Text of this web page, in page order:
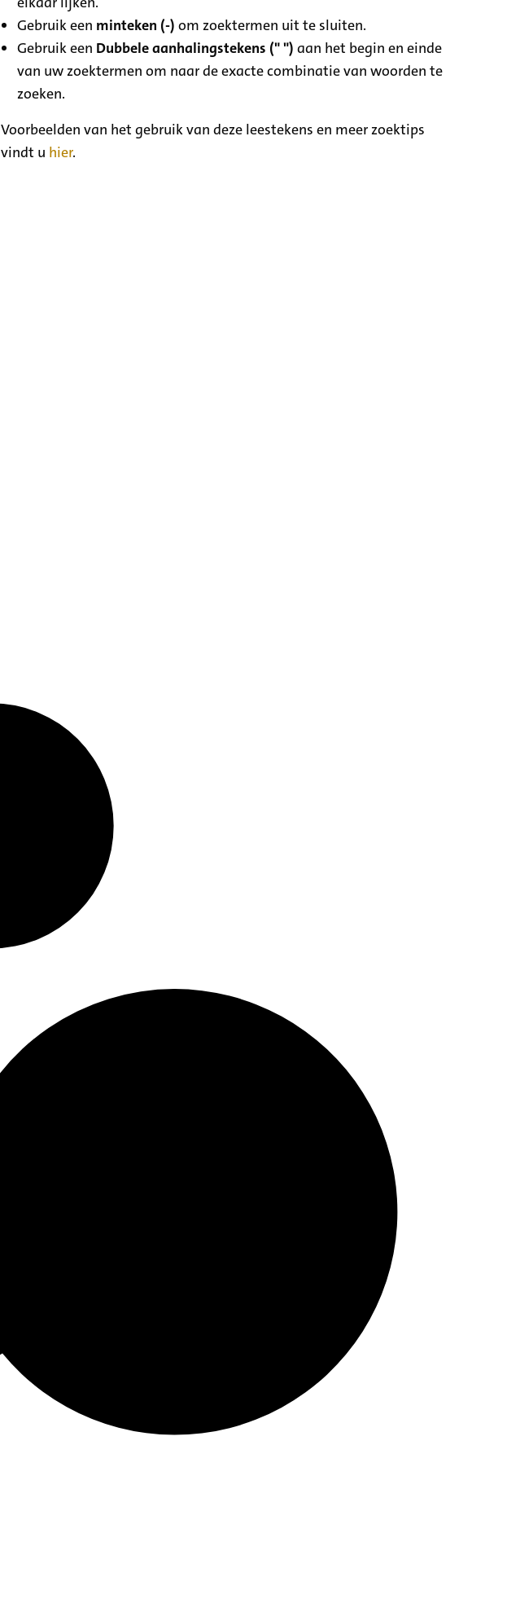
Gebruik een minteken (-) om zoektermen uit te sluiten.
Gebruik een Dubbele aanhalingstekens (" ") aan het begin en einde
van uw zoektermen om naar de exacte combinatie van woorden te
zoeken.
Voorbeelden van het gebruik van deze leestekens en meer zoektips
vindt u hier.